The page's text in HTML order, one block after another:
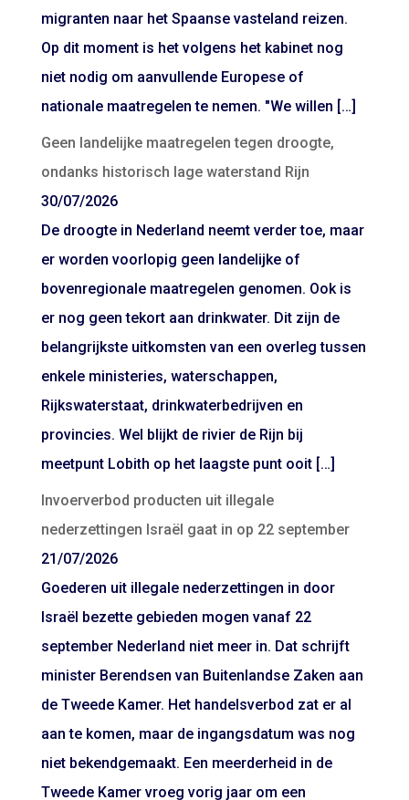
migranten naar het Spaanse vasteland reizen.
Op dit moment is het volgens het kabinet nog
niet nodig om aanvullende Europese of
nationale maatregelen te nemen. "We willen […]
Geen landelijke maatregelen tegen droogte,
ondanks historisch lage waterstand Rijn
30/07/2026
De droogte in Nederland neemt verder toe, maar
er worden voorlopig geen landelijke of
bovenregionale maatregelen genomen. Ook is
er nog geen tekort aan drinkwater. Dit zijn de
belangrijkste uitkomsten van een overleg tussen
enkele ministeries, waterschappen,
Rijkswaterstaat, drinkwaterbedrijven en
provincies. Wel blijkt de rivier de Rijn bij
meetpunt Lobith op het laagste punt ooit […]
Invoerverbod producten uit illegale
nederzettingen Israël gaat in op 22 september
21/07/2026
Goederen uit illegale nederzettingen in door
Israël bezette gebieden mogen vanaf 22
september Nederland niet meer in. Dat schrijft
minister Berendsen van Buitenlandse Zaken aan
de Tweede Kamer. Het handelsverbod zat er al
aan te komen, maar de ingangsdatum was nog
niet bekendgemaakt. Een meerderheid in de
Tweede Kamer vroeg vorig jaar om een